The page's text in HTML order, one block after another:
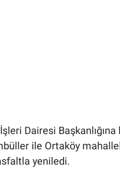
Dairesi Başkanlığına
ile Ortaköy
yeniledi.